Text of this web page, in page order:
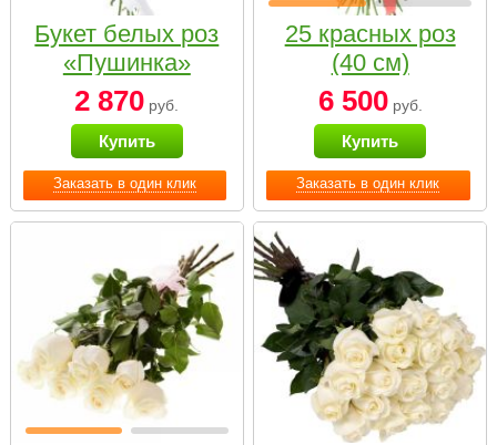
Заказать в один клик
Букет белых роз
«Пушинка»
2 870 руб.
Купить
Заказать в один клик
25 красных роз
(40 см)
6 500руб.
Купить